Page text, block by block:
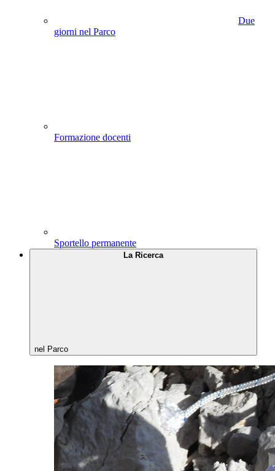
Due
giorni nel Parco
Formazione docenti
Sportello permanente
La Ricerca
nel Parco